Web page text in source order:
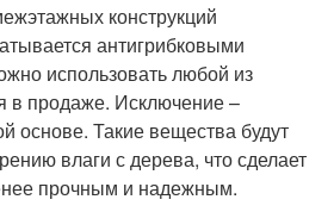
конструкций
антигрибковыми
использовать любой из
в продаже. Исключение –
основе. Такие вещества будут
влаги с дерева, что сделает
прочным и надежным.